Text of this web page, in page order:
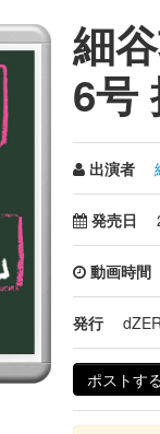
細
6号
出演者
発売日
動画時間
発行
ポストす